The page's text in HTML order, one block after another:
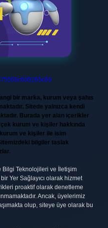
bir marka, kurum veya şahıs
Sitede yalnızca kendi
Burada yer alan içerikler
kurum ve kişiler hakkında
kurum ve kişiler ile isim
bilgiler taslak
Bilgi Teknolojileri ve İletişim
Yer Sağlayıcı olarak hizmet
proaktif olarak denetleme
Ancak, üyelerimiz
olup, siteye üye olarak bu